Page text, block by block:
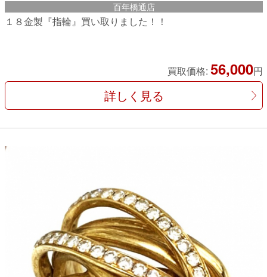
百年橋通店
１８金製『指輪』買い取りました！！
買取価格: 56,000円
詳しく見る